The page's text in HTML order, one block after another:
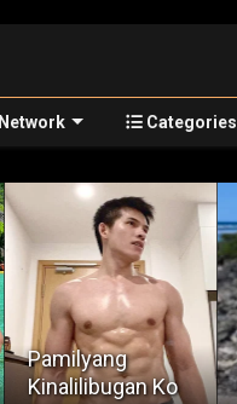
Network Categories
Napakalaki ni
Tito Jervis